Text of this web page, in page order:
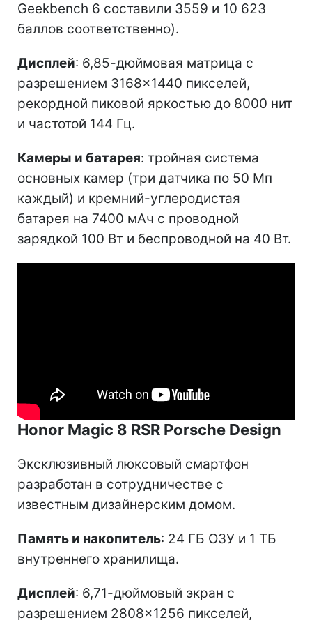
Geekbench 6 составили 3559 и 10 623
баллов соответственно).
Дисплей: 6,85-дюймовая матрица с
разрешением 3168×1440 пикселей,
рекордной пиковой яркостью до 8000 нит
и частотой 144 Гц.
Камеры и батарея: тройная система
основных камер (три датчика по 50 Мп
каждый) и кремний-углеродистая
батарея на 7400 мАч с проводной
зарядкой 100 Вт и беспроводной на 40 Вт.
Honor Magic 8 RSR Porsche Design
Эксклюзивный люксовый смартфон
разработан в сотрудничестве с
известным дизайнерским домом.
Память и накопитель: 24 ГБ ОЗУ и 1 ТБ
внутреннего хранилища.
Дисплей: 6,71-дюймовый экран с
разрешением 2808×1256 пикселей,